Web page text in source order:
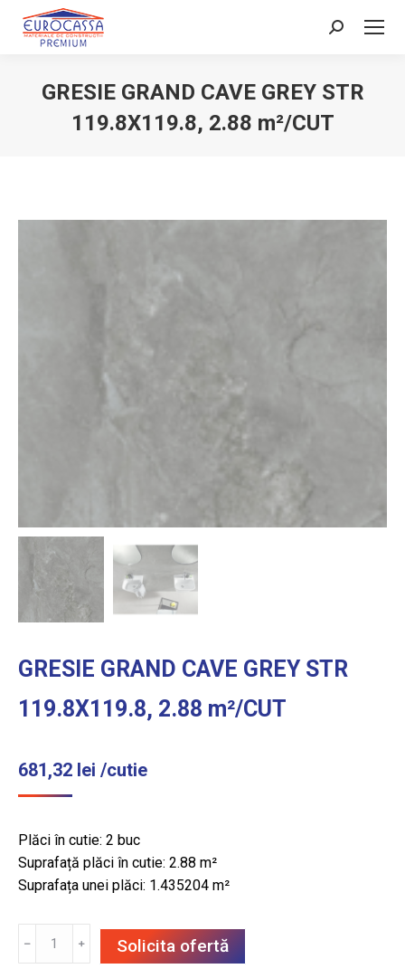
Search:
GRESIE GRAND CAVE GREY STR
119.8X119.8, 2.88 m²/CUT
GRESIE GRAND CAVE GREY STR
119.8X119.8, 2.88 m²/CUT
681,32 lei /cutie
Plăci în cutie: 2 buc
Suprafață plăci în cutie: 2.88 m²
Suprafața unei plăci: 1.435204 m²
﹣ ﹢ Solicita ofertă